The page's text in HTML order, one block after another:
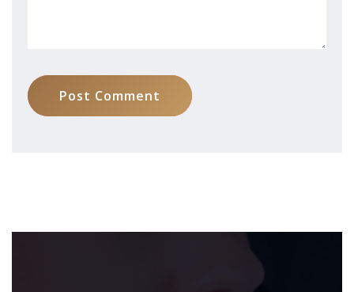
Post Comment